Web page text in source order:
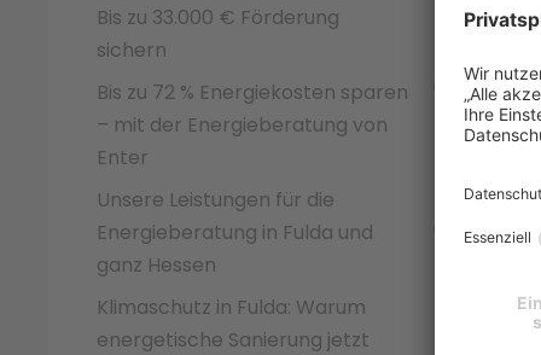
Bis zu 33.000 € Förderung
sichern
Bis zu 72 % Energiekosten sparen
– mit der Energieberatung von
Enter
Unsere Leistungen für die
Energieberatung in Fulda und
ganz Hessen
Klimaschutz in Fulda: Warum
energetische Sanierung jetzt
Enter
Als
Fulda